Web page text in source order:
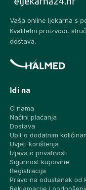
Vaša online ljekarna s
Kvalitetni proizvodi,
dostava.
Idi na
O nama
Načini plaćanja
Dostava
Upit o dodatnim
Uvjeti korištenja
Izjava o privatnosti
Sigurnost kupovine
Registracija
Pravo na odustanak od